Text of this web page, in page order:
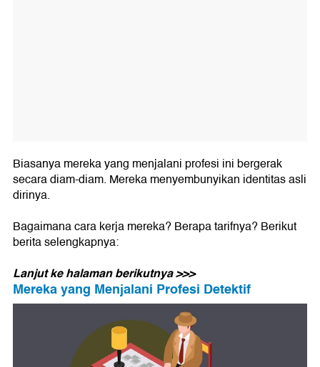
Biasanya mereka yang menjalani profesi ini bergerak
secara diam-diam. Mereka menyembunyikan identitas asli
dirinya.
Bagaimana cara kerja mereka? Berapa tarifnya? Berikut
berita selengkapnya:
Lanjut ke halaman berikutnya >>>
Mereka yang Menjalani Profesi Detektif